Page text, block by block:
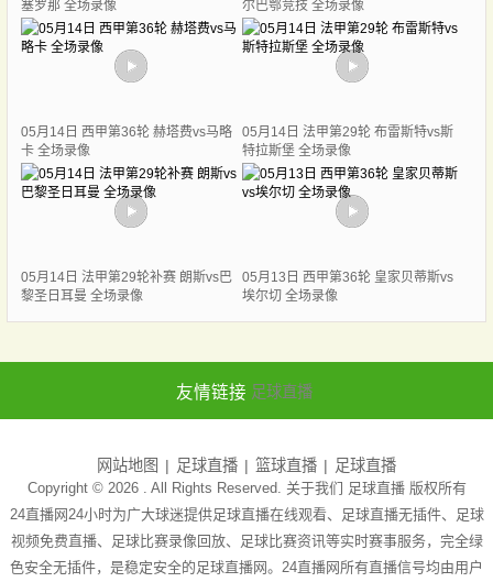
塞罗那 全场录像
尔巴鄂竞技 全场录像
05月14日 西甲第36轮 赫塔费vs马略
卡 全场录像
05月14日 法甲第29轮 布雷斯特vs斯
特拉斯堡 全场录像
05月14日 法甲第29轮补赛 朗斯vs巴
黎圣日耳曼 全场录像
05月13日 西甲第36轮 皇家贝蒂斯vs
埃尔切 全场录像
友情链接 足球直播
网站地图 足球直播 篮球直播 足球直播
Copyright © 2026 . All Rights Reserved. 关于我们 足球直播版权所有
24直播网24小时为广大球迷提供足球直播在线观看、足球直播无插件、足球
视频免费直播、足球比赛录像回放、足球比赛资讯等实时赛事服务，完全绿
色安全无插件，是稳定安全的足球直播网。24直播网所有直播信号均由用户